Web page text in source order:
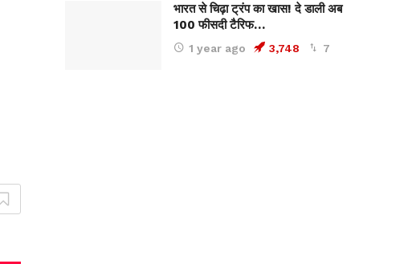
भारत से चिढ़ा ट्रंप का खास! दे डाली अब
100 फीसदी टैरिफ…
1 year ago 3,748 7